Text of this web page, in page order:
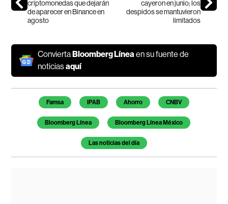
criptomonedas que dejarán
de aparecer en Binance en
agosto
cayeron en junio; los
despidos se mantuvieron
limitados
ConviertaBloomberg Líneaen su fuente de
noticiasaquí
Temas de este artículo
Famsa IPAB Ahorro CNBV
Bloomberg Línea Bloomberg Línea México
Las noticias del día